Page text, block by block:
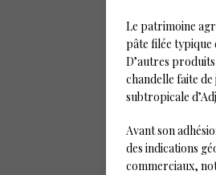
Le patrimoine
pâte filée typique
D’autres
chandelle faite de
subtropicale
Avant son
des indications
commerciaux,